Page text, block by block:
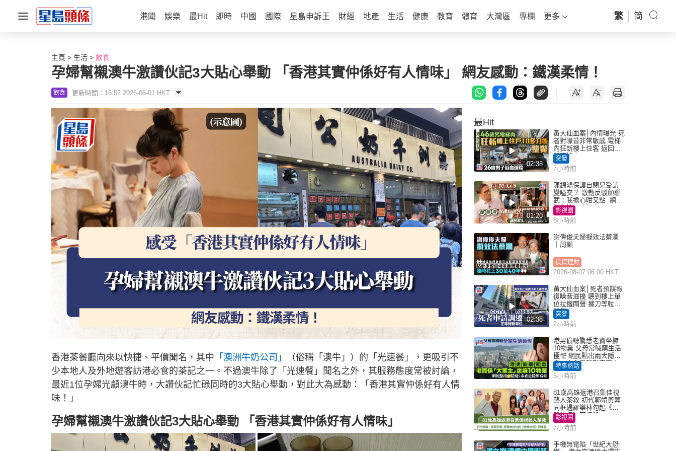
港聞 娛樂 最Hit 即時 中國 國際 星島申訴王 財經 地產 生活 健康 教育 體育 大灣區 專欄 更多 繁 简
主頁 生活 飲食
孕婦幫襯澳牛激讚伙記3大貼心舉動 「香港其實仲係好有人情味」 網友感動：鐵漢柔情！
飲食 更新時間：16:52 2026-06-01 HKT
香港茶餐廳向來以快捷、平價聞名，其中 「澳洲牛奶公司」
（俗稱「澳牛」）的「光速餐」，更吸引不
少本地人及外地遊客訪港必食的茶記之一。不過澳牛除了「光速餐」聞名之外，其服務態度常被討論，
最近1位孕婦光顧澳牛時，大讚伙記忙碌同時的3大貼心舉動，對此大為感動：「香港其實仲係好有人情
味！」
孕婦幫襯澳牛激讚伙記3大貼心舉動 「香港其實仲係好有人情味」
最Hit
02:38
黃大仙血案│內情曝光 死
者對噪音非常敏感 電梯
內狂斬樓上住客 返回住
所墮樓亡
突發
7小時前
01:20
陳錦鴻保護自閉兒受訪
變嗌交？ 激動反駁顏聯
武：我擔心咁又點 網民
批主持咄咄逼人
影視圈
8小時前
謝偉俊夫婦擬效法蔡瀾
｜周顯
投資理財
2026-08-07 06:00 HKT
02:38
黃大仙血案│死者預謀報
復噪音滋擾 聽到樓上單
位拉鐵閘聲 攜刀等𨋢伏
擊傷者
突發
2小時前
港男偷聽驚悉老竇坐擁
10物業 父母常喊窮生活
極慳 網民點出兩大隱
憂：未必是隱形富豪｜
Juicy叮
時事熱話
6小時前
81歲高雄返港召集佳視
藝人茶敘 初代郭靖黃蓉
同框遇羅樂林勾起《神
鵰俠侶》回憶殺
影視圈
7小時前
手機無電陷「世紀大恐